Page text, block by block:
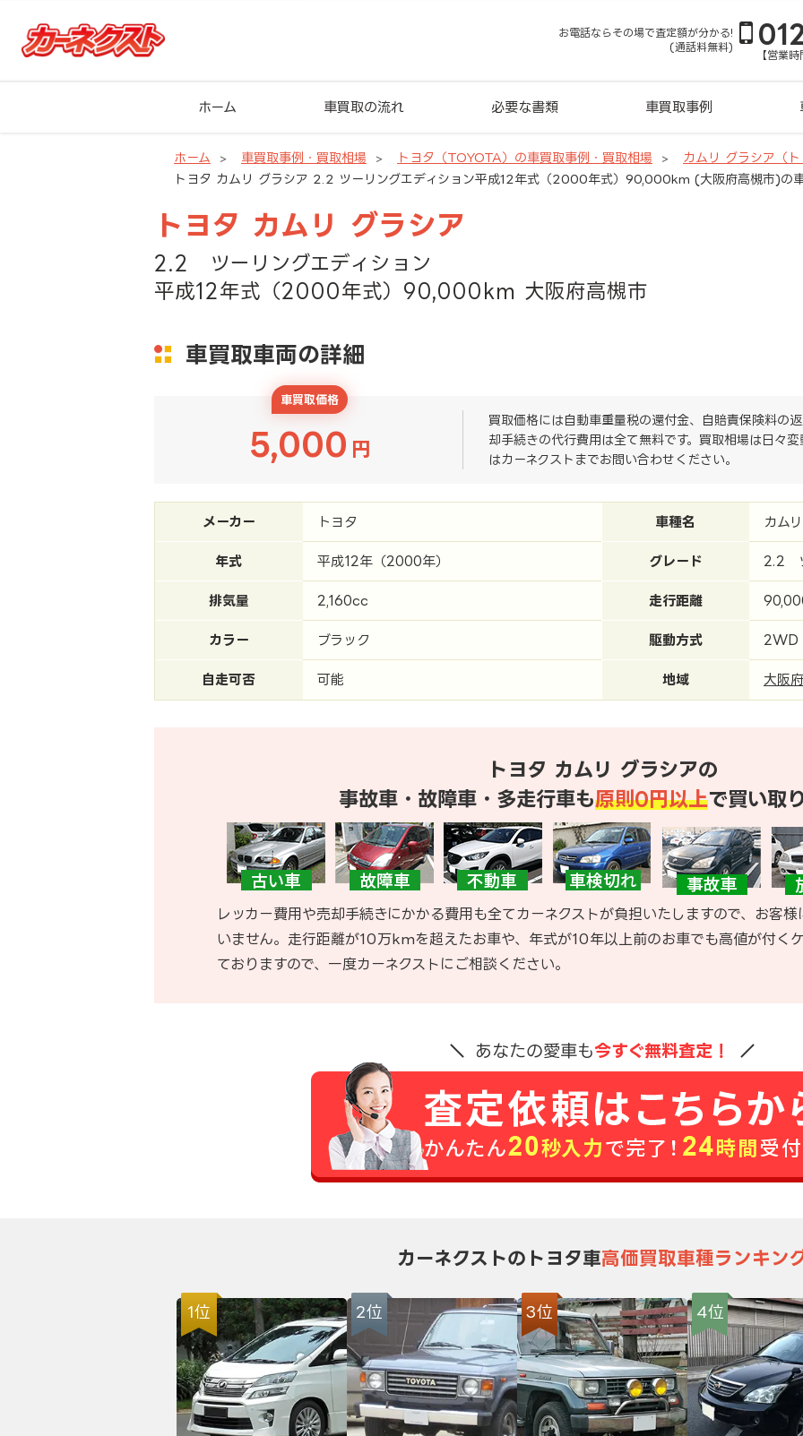
お電話ならその場で査定額が分かる!
(通話料無料)
【営業
ホーム 車買取の流れ 必要な書類 車買取事例
ホーム 車買取事例・買取相場 トヨタ（TOYOTA）の車買取事例・買取相場
カムリ グラシア（
トヨタ カムリ グラシア 2.2 ツーリングエディション平成12年式（2000年式）90,000km (大阪府高槻市)の
トヨタ カムリ グラシア
2.2 ツーリングエディション
平成12年式（2000年式）90,000km 大阪府高槻市
車買取車両の詳細
車買取価格
5,000 円
買取価格には自動車重量税の還付金、自賠責保険料の
却手続きの代行費用は全て無料です。買取相場は日々
はカーネクストまでお問い合わせください。
メーカー トヨタ 車種名 カム
年式 平成12年（2000年） グレード 2.2
排気量 2,160cc 走行距離
カラー ブラック 駆動方式 2WD
自走可否 可能 地域 大阪府
トヨタ カムリ グラシアの
事故車・故障車・多走行車も原則0円以上で買い取
レッカー費用や売却手続きにかかる費用も全てカーネクストが負担いたしますので、お客
いません。走行距離が10万kmを超えたお車や、年式が10年以上前のお車でも高値が付く
ておりますので、一度カーネクストにご相談ください。
あなたの愛車も今すぐ無料査定！
カーネクストのトヨタ車高価買取車種ランキン
1位 2位 3位 4位